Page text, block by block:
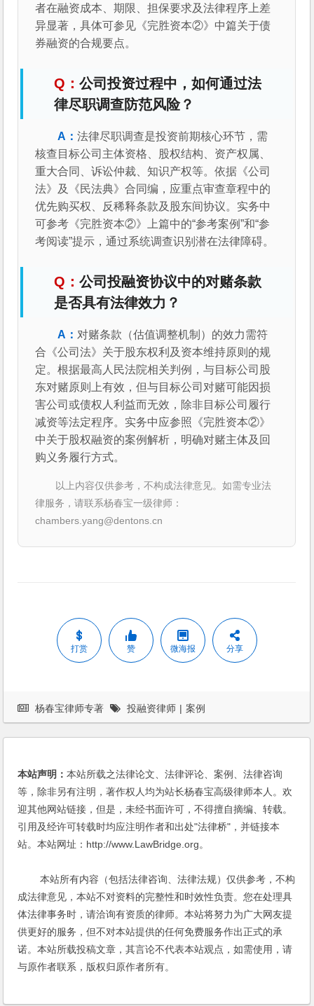
者在融资成本、期限、担保要求及法律程序上差
异显著，具体可参见《完胜资本②》中篇关于债
券融资的合规要点。
公司投资过程中，如何通过法
律尽职调查防范风险？
法律尽职调查是投资前期核心环节，需
核查目标公司主体资格、股权结构、资产权属、
重大合同、诉讼仲裁、知识产权等。依据《公司
法》及《民法典》合同编，应重点审查章程中的
优先购买权、反稀释条款及股东间协议。实务中
可参考《完胜资本②》上篇中的“参考案例”和“参
考阅读”提示，通过系统调查识别潜在法律障碍。
公司投融资协议中的对赌条款
是否具有法律效力？
对赌条款（估值调整机制）的效力需符
合《公司法》关于股东权利及资本维持原则的规
定。根据最高人民法院相关判例，与目标公司股
东对赌原则上有效，但与目标公司对赌可能因损
害公司或债权人利益而无效，除非目标公司履行
减资等法定程序。实务中应参照《完胜资本②》
中关于股权融资的案例解析，明确对赌主体及回
购义务履行方式。
以上内容仅供参考，不构成法律意见。如需专业法
律服务，请联系杨春宝一级律师：
chambers.yang@dentons.cn
打赏 赞 微海报 分享
杨春宝律师专著 投融资律师 | 案例
本站声明：本站所载之法律论文、法律评论、案例、法律咨询
等，除非另有注明，著作权人均为站长杨春宝高级律师本人。欢
迎其他网站链接，但是，未经书面许可，不得擅自摘编、转载。
引用及经许可转载时均应注明作者和出处"法律桥"，并链接本
站。本站网址：http://www.LawBridge.org。
本站所有内容（包括法律咨询、法律法规）仅供参考，不构
成法律意见，本站不对资料的完整性和时效性负责。您在处理具
体法律事务时，请洽询有资质的律师。本站将努力为广大网友提
供更好的服务，但不对本站提供的任何免费服务作出正式的承
诺。本站所载投稿文章，其言论不代表本站观点，如需使用，请
与原作者联系，版权归原作者所有。